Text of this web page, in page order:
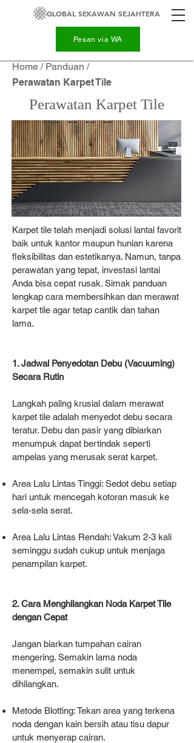
GLOBAL SEKAWAN SEJAHTERA
Pesan via WA
Home / Panduan /
Perawatan Karpet Tile
Perawatan Karpet Tile
Karpet tile telah menjadi solusi lantai favorit
baik untuk kantor maupun hunian karena
fleksibilitas dan estetikanya. Namun, tanpa
perawatan yang tepat, investasi lantai
Anda bisa cepat rusak. Simak panduan
lengkap cara membersihkan dan merawat
karpet tile agar tetap cantik dan tahan
lama.
1. Jadwal Penyedotan Debu (Vacuuming)
Secara Rutin
Langkah paling krusial dalam merawat
karpet tile adalah menyedot debu secara
teratur. Debu dan pasir yang dibiarkan
menumpuk dapat bertindak seperti
ampelas yang merusak serat karpet.
Area Lalu Lintas Tinggi: Sedot debu setiap
hari untuk mencegah kotoran masuk ke
sela-sela serat.
Area Lalu Lintas Rendah: Vakum 2-3 kali
seminggu sudah cukup untuk menjaga
penampilan karpet.
2. Cara Menghilangkan Noda Karpet Tile
dengan Cepat
Jangan biarkan tumpahan cairan
mengering. Semakin lama noda
menempel, semakin sulit untuk
dihilangkan.
Metode Blotting: Tekan area yang terkena
noda dengan kain bersih atau tisu dapur
untuk menyerap cairan.